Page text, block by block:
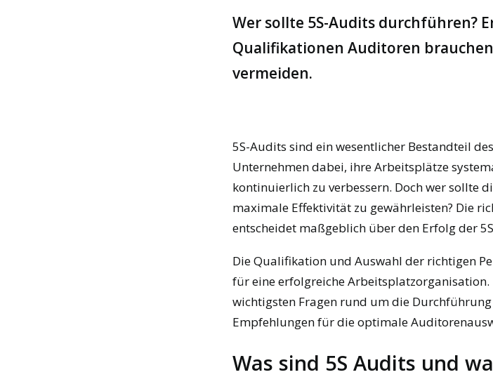
Wer sollte 5S-Audits durchführen?
Qualifikationen Auditoren
vermeiden.
5S-Audits sind ein wesentlicher Bestandteil
Unternehmen dabei, ihre Arbeitsplätze
kontinuierlich zu verbessern. Doch wer sollte
maximale Effektivität zu gewährleisten? Die
entscheidet maßgeblich über den Erfolg der
Die Qualifikation und Auswahl der richtigen
für eine erfolgreiche
wichtigsten Fragen rund um die
Empfehlungen für die optimale
Was sind 5S Audits und